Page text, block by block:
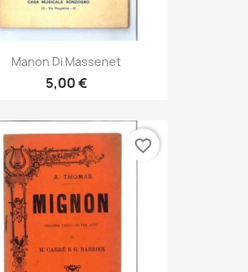
Manon Di Massenet
5,00 €
favorite_border